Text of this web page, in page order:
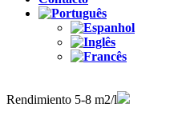
Rendimiento 5-8 m2/l